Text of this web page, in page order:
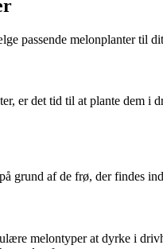
passende melonplanter til
er det tid til at plante dem
grund af de frø, der findes
melontyper at dyrke i